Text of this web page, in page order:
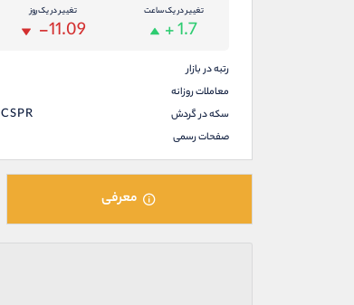
تغییر در یک ساعت
+ 1.7
تغییر در یک روز
-11.09
رتبه در بازار
معاملات روزانه
سکه در گردش CSPR
صفحات رسمی
معرفی